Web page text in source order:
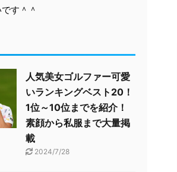
す＾＾
人気美女ゴルファー可愛
いランキングベスト20！
1位～10位までを紹介！
素顔から私服まで大量掲
載
2024/7/28